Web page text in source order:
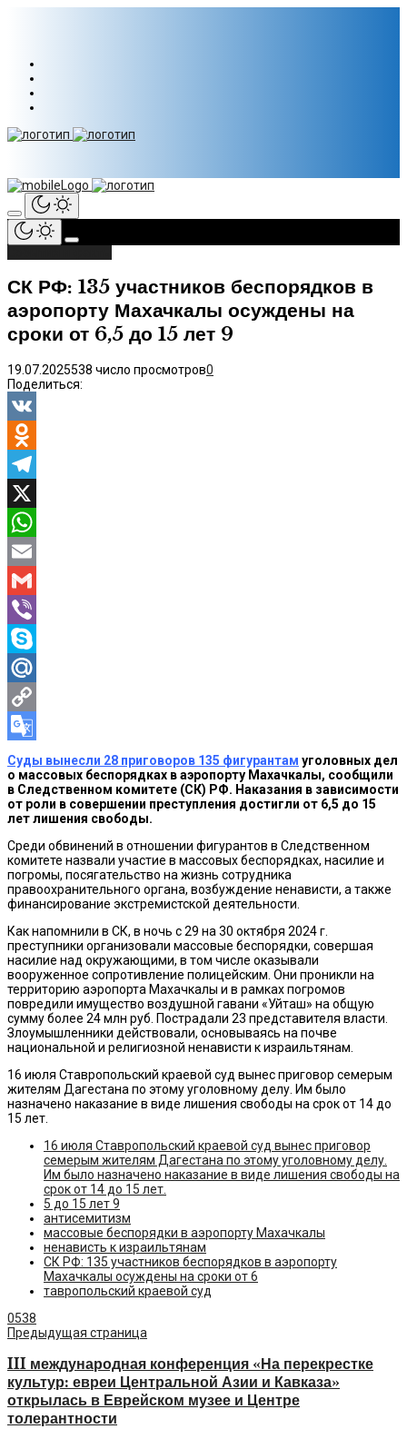
СК РФ: 135 участников беспорядков в
аэропорту Махачкалы осуждены на
сроки от 6,5 до 15 лет 9
19.07.2025538 число просмотров0
Поделиться:
VK
Odnoklassniki
Telegram
X
WhatsApp
Email
Gmail
Viber
Skype
Mail.Ru
Copy
Link
Google
Translate
Суды вынесли 28 приговоров 135 фигурантам уголовных дел
о массовых беспорядках в аэропорту Махачкалы, сообщили
в Следственном комитете (СК) РФ. Наказания в зависимости
от роли в совершении преступления достигли от 6,5 до 15
лет лишения свободы.
Среди обвинений в отношении фигурантов в Следственном
комитете назвали участие в массовых беспорядках, насилие и
погромы, посягательство на жизнь сотрудника
правоохранительного органа, возбуждение ненависти, а также
финансирование экстремистской деятельности.
Как напомнили в СК, в ночь с 29 на 30 октября 2024 г.
преступники организовали массовые беспорядки, совершая
насилие над окружающими, в том числе оказывали
вооруженное сопротивление полицейским. Они проникли на
территорию аэропорта Махачкалы и в рамках погромов
повредили имущество воздушной гавани «Уйташ» на общую
сумму более 24 млн руб. Пострадали 23 представителя власти.
Злоумышленники действовали, основываясь на почве
национальной и религиозной ненависти к израильтянам.
16 июля Ставропольский краевой суд вынес приговор семерым
жителям Дагестана по этому уголовному делу. Им было
назначено наказание в виде лишения свободы на срок от 14 до
15 лет.
16 июля Ставропольский краевой суд вынес приговор
семерым жителям Дагестана по этому уголовному делу.
Им было назначено наказание в виде лишения свободы на
срок от 14 до 15 лет.
5 до 15 лет 9
антисемитизм
массовые беспорядки в аэропорту Махачкалы
ненависть к израильтянам
СК РФ: 135 участников беспорядков в аэропорту
Махачкалы осуждены на сроки от 6
тавропольский краевой суд
0538
Предыдущая страница
III международная конференция «На перекрестке
культур: евреи Центральной Азии и Кавказа»
открылась в Еврейском музее и Центре
толерантности